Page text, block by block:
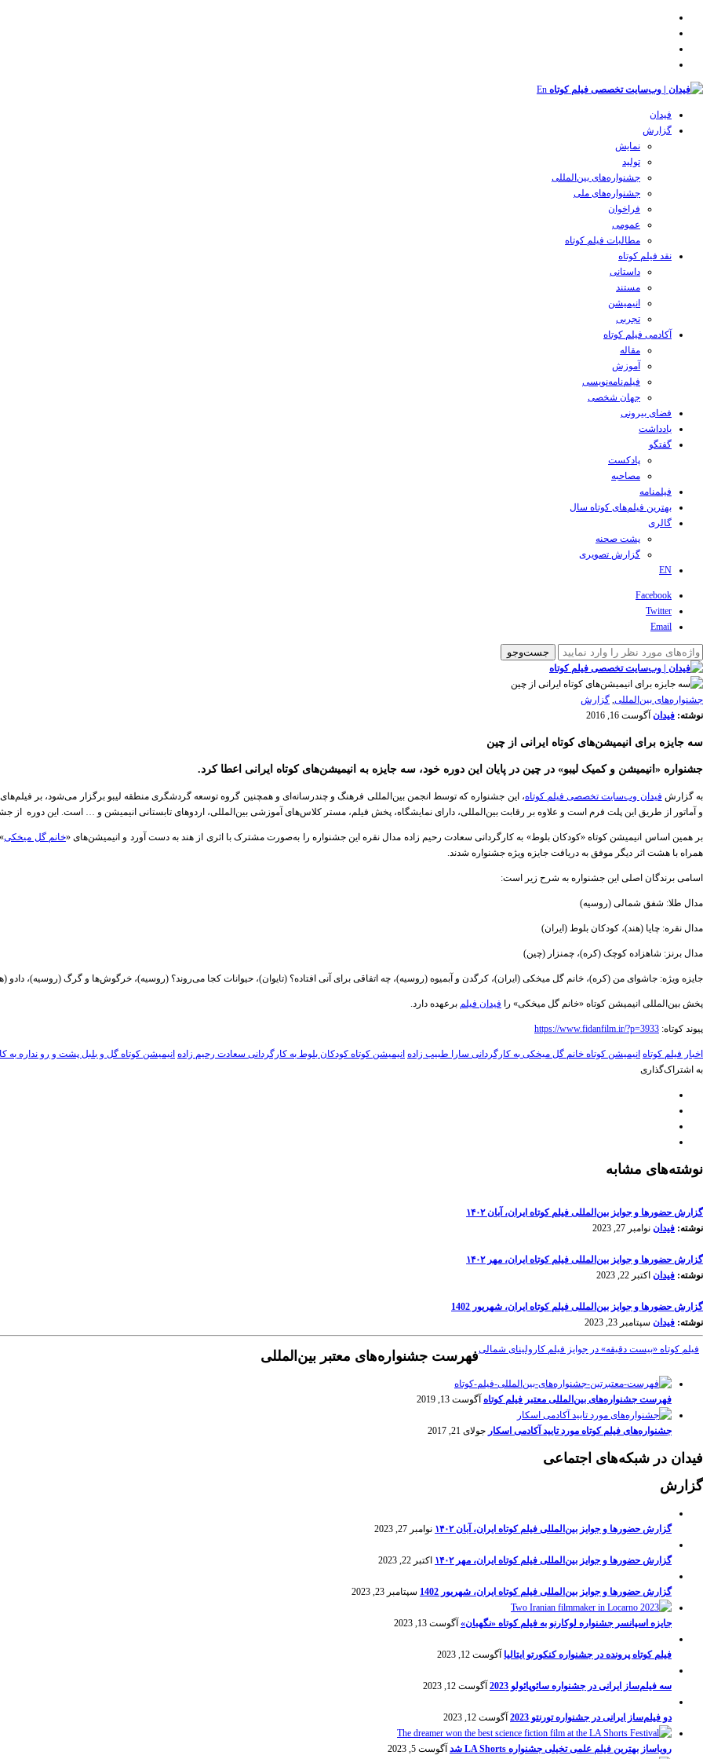
En
فیدان
گزارش
نمایش
تولید
‌‌جشنواره‌های بین‌المللی
جشنواره‌های ملی
فراخوان
عمومی
مطالبات فیلم کوتاه
نقد فیلم کوتاه
داستانی
مستند
انیمیشن
تجربی
آکادمی فیلم کوتاه
مقاله
آموزش
فیلم‌نامه‌نویسی
جهان شخصی
فضای بیرونی
یادداشت
گفتگو
پادکست
مصاحبه
فیلمنامه
بهترین فیلم‌های کوتاه سال
گالری
پشت صحنه
گزارش تصویری
EN
Facebook
Twitter
Email
‌‌جشنواره‌های بین‌المللی, گزارش
نوشته: فیدان آگوست 16, 2016
سه جایزه برای انیمیشن‌های کوتاه ایرانی از چین
جشنواره «انیمیشن و کمیک لیبو» در چین در پایان این دوره خود، سه جایزه به انیمیشن‌های کوتاه ایرانی اعطا کرد.
به گزارش فیدان وب‌سایت تخصصی فیلم کوتاه، این جشنواره که توسط انجمن بین‌المللی فرهنگ و چندرسانه‌ای و همچنین گروه توسعه گردشگری منطقه لیبو برگزار می‌شود، بر
و آماتور از طریق این پلت فرم است و علاوه بر رقابت بین‌المللی، دارای نمایشگاه، پخش فیلم، مستر کلاس‌های آموزشی بین‌المللی، اردوهای تابستانی انیمیشن و … است. این دوره از جشنواره 6 آگوست در منطقه لیبو در پکن چین
بر همین اساس انیمیشن کوتاه «کودکان بلوط» به کارگردانی سعادت رحیم زاده مدال نقره این جشنواره را به‌صورت مشترک با اثری از هند به دست آورد و انیمیشن‌های «خانم گل میخکی
همراه با هشت اثر دیگر موفق به دریافت جایزه ویژه جشنواره شدند.
اسامی برندگان اصلی این جشنواره به شرح زیر است:
مدال طلا: شفق شمالی (روسیه)
مدال نقره: چایا (هند)، کودکان بلوط (ایران)
مدال برنز: شاهزاده کوچک (کره)، چمنزار (چین)
جایزه ویژه: جاشوای من (کره)، خانم گل میخکی (ایران)، کرگدن و آبمیوه (روسیه)، چه اتفاقی برای آنی افتاده؟ (تایوان)، حیوانات کجا می‌روند؟ (روسیه)، خرگوش‌ها و گرگ (روسیه)، دادو
پخش بین‌المللی انیمیشن کوتاه «خانم گل میخکی» را فیدان فیلم برعهده دارد.
پیوند کوتاه: https://www.fidanfilm.ir/?p=3933
اخبار فیلم کوتاه انیمیشن کوتاه خانم گل میخکی به کارگردانی سارا طبیب زاده انیمیشن کوتاه کودکان بلوط به کارگردانی سعادت رحیم زاده انیمیشن کوتاه گل و بلبل پشت و رو نداره به
به اشتراک‌گذاری
نوشته‌های مشابه
گزارش حضورها و جوایز بین‌المللی فیلم کوتاه ایران، آبان ۱۴۰۲
نوشته: فیدان نوامبر 27, 2023
گزارش حضورها و جوایز بین‌المللی فیلم کوتاه ایران، مهر ۱۴۰۲
نوشته: فیدان اکتبر 22, 2023
گزارش حضورها و جوایز بین‌المللی فیلم کوتاه ایران، شهریور 1402
نوشته: فیدان سپتامبر 23, 2023
فیلم کوتاه «بیست دقیقه» در جوایز فیلم کارولینای شمالیفهرست جشنواره‌های معتبر بین‌المللی
فهرست جشنواره‌های بین‌المللی معتبر فیلم کوتاه آگوست 13, 2019
جشنواره‌های فیلم کوتاه مورد تایید آکادمی اسکار جولای 21, 2017
فیدان در شبکه‌های اجتماعی
گزارش
گزارش حضورها و جوایز بین‌المللی فیلم کوتاه ایران، آبان ۱۴۰۲ نوامبر 27, 2023
گزارش حضورها و جوایز بین‌المللی فیلم کوتاه ایران، مهر ۱۴۰۲ اکتبر 22, 2023
گزارش حضورها و جوایز بین‌المللی فیلم کوتاه ایران، شهریور 1402 سپتامبر 23, 2023
جایزه اسپانسر جشنواره لوکارنو به فیلم کوتاه «نگهبان» آگوست 13, 2023
فیلم کوتاه پرونده در جشنواره کنکورتو ایتالیا آگوست 12, 2023
سه فیلم‌ساز ایرانی در جشنواره سائوپائولو 2023 آگوست 12, 2023
دو فیلم‌ساز ایرانی در جشنواره تورنتو 2023 آگوست 12, 2023
رویاساز بهترین فیلم علمی تخیلی جشنواره LA Shorts شد آگوست 5, 2023